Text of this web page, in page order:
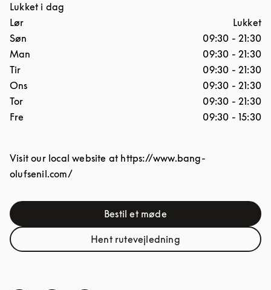
Lukket i dag
Ugedag
Lør
Lukket
Søn
09:30 - 21:30
Man
09:30 - 21:30
Tir
09:30 - 21:30
Ons
09:30 - 21:30
Tor
09:30 - 21:30
Fre
09:30 - 15:30
Visit our local website at https://www.bang-
olufsenil.com/
Bestil et mødeLink Opens in New Tab
Hent rutevejledningLink Opens in New Tab